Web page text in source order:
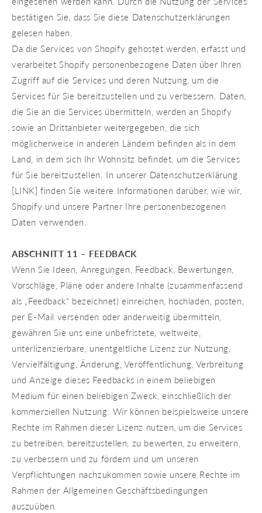
bestätigen Sie, dass Sie diese Datenschutzerklärungen
gelesen haben.
Da die Services von Shopify gehostet werden, erfasst und
verarbeitet Shopify personenbezogene Daten über Ihren
Zugriff auf die Services und deren Nutzung, um die
Services für Sie bereitzustellen und zu verbessern. Daten,
die Sie an die Services übermitteln, werden an Shopify
sowie an Drittanbieter weitergegeben, die sich
möglicherweise in anderen Ländern befinden als in dem
Land, in dem sich Ihr Wohnsitz befindet, um die Services
für Sie bereitzustellen. In unserer Datenschutzerklärung
[LINK] finden Sie weitere Informationen darüber, wie wir,
Shopify und unsere Partner Ihre personenbezogenen
Daten verwenden.
ABSCHNITT 11 – FEEDBACK
Wenn Sie Ideen, Anregungen, Feedback, Bewertungen,
Vorschläge, Pläne oder andere Inhalte (zusammenfassend
als „Feedback“ bezeichnet) einreichen, hochladen, posten,
per E-Mail versenden oder anderweitig übermitteln,
gewähren Sie uns eine unbefristete, weltweite,
unterlizenzierbare, unentgeltliche Lizenz zur Nutzung,
Vervielfältigung, Änderung, Veröffentlichung, Verbreitung
und Anzeige dieses Feedbacks in einem beliebigen
Medium für einen beliebigen Zweck, einschließlich der
kommerziellen Nutzung. Wir können beispielsweise unsere
Rechte im Rahmen dieser Lizenz nutzen, um die Services
zu betreiben, bereitzustellen, zu bewerten, zu erweitern,
zu verbessern und zu fördern und um unseren
Verpflichtungen nachzukommen sowie unsere Rechte im
Rahmen der Allgemeinen Geschäftsbedingungen
auszuüben.